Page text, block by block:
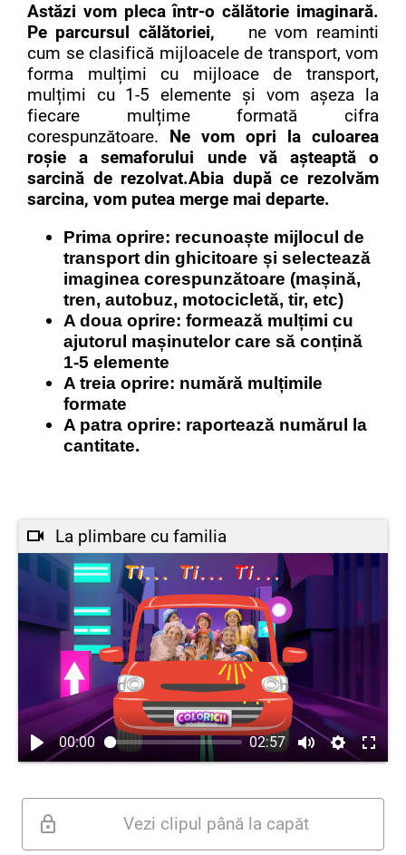
Astăzi vom pleca într-o călătorie imaginară.
Pe parcursul călătoriei,
ne vom reaminti
cum se clasifică mijloacele de transport, vom
forma mulțimi cu mijloace de transport,
mulțimi cu 1-5 elemente și vom așeza la
fiecare mulțime formată cifra
corespunzătoare. Ne vom opri la culoarea
roșie a semaforului unde vă așteaptă o
sarcină de rezolvat.Abia după ce rezolvăm
sarcina, vom putea merge mai departe.
Prima oprire: recunoaște mijlocul de
transport din ghicitoare și selectează
imaginea corespunzătoare (mașină,
tren, autobuz, motocicletă, tir, etc)
A doua oprire: formează mulțimi cu
ajutorul mașinutelor care să conțină
1-5 elemente
A treia oprire: numără mulțimile
formate
A patra oprire: raportează numărul la
cantitate.
La plimbare cu familia
00:00 02:57
Vezi clipul până la capăt